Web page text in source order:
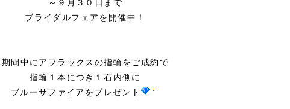
～９月３０日まで
ブライダルフェアを開催中！
期間中にアフラックスの指輪をご成約で
指輪１本につき１石内側に
ブルーサファイアをプレゼント